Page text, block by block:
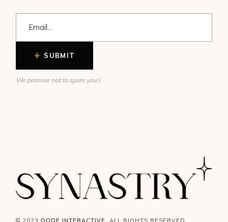
SUBMIT
We promise not to spam you:)